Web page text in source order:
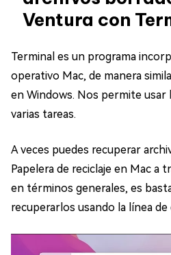
Ventura con
Terminal es un programa
operativo Mac, de manera
en Windows. Nos permite usar
varias tareas.
A veces puedes recuperar
Papelera de reciclaje en Mac a
en términos generales, es
recuperarlos usando la línea de